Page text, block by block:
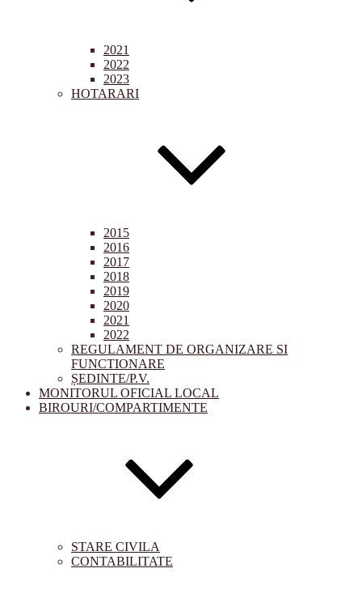
2021
2022
2023
HOTARARI
2015
2016
2017
2018
2019
2020
2021
2022
REGULAMENT DE ORGANIZARE SI
FUNCTIONARE
ȘEDINTE/P.V.
MONITORUL OFICIAL LOCAL
BIROURI/COMPARTIMENTE
STARE CIVILA
CONTABILITATE